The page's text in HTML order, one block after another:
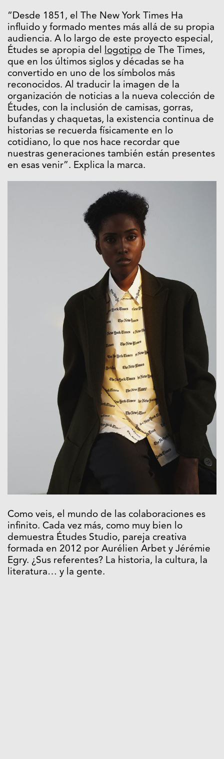
“Desde 1851, el The New York Times Ha
influido y formado mentes más allá de su propia
audiencia. A lo largo de este proyecto especial,
Études se apropia del logotipo de The Times,
que en los últimos siglos y décadas se ha
convertido en uno de los símbolos más
reconocidos. Al traducir la imagen de la
organización de noticias a la nueva colección de
Études, con la inclusión de camisas, gorras,
bufandas y chaquetas, la existencia continua de
historias se recuerda físicamente en lo
cotidiano, lo que nos hace recordar que
nuestras generaciones también están presentes
en esas venir”. Explica la marca.
Como veis, el mundo de las colaboraciones es
infinito. Cada vez más, como muy bien lo
demuestra Études Studio, pareja creativa
formada en 2012 por Aurélien Arbet y Jérémie
Egry. ¿Sus referentes? La historia, la cultura, la
literatura… y la gente.